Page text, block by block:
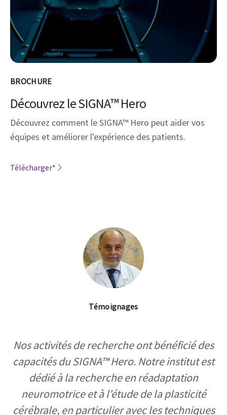
Découvrez le SIGNA™ Hero
Découvrez comment le SIGNA™ Hero peut aider vos
équipes et améliorer l'expérience des patients.